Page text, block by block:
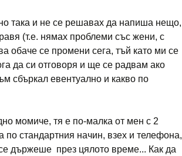
така и не се решавах да напиша нещо,
(т.е. нямах проблеми със жени, с
обаче се промени сега, тъй като ми се
да си отговоря и ще се радвам ако
сбъркал евентуално и какво по
момиче, тя е по-малка от мен с 2
по стандартния начин, взех и телефона,
държеше през цялото време... Как да